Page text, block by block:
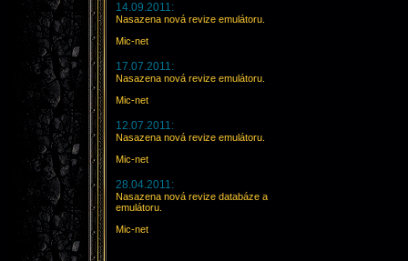
14.09.2011:
Nasazena nová revize emulátoru.
Mic-net
17.07.2011:
Nasazena nová revize emulátoru.
Mic-net
12.07.2011:
Nasazena nová revize emulátoru.
Mic-net
28.04.2011:
Nasazena nová revize databáze a
emulátoru.
Mic-net